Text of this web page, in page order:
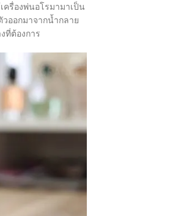
เครื่องพ่นอโรมามาเป็น
ออกมาจากน้ำกลาย
ที่ต้องการ